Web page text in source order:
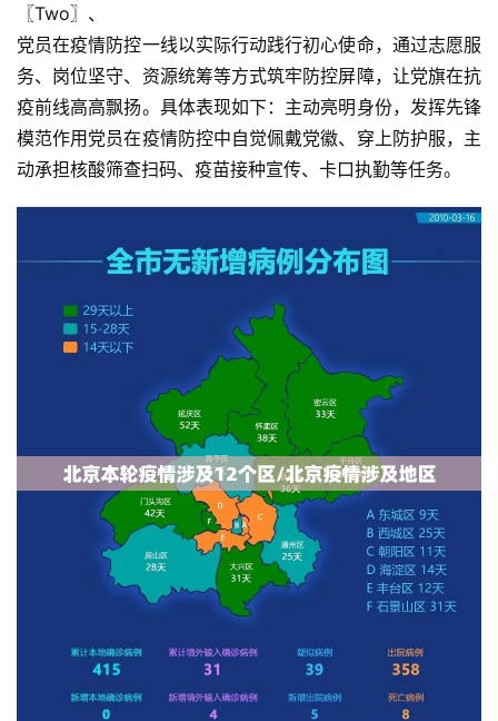
〖Two〗、
党员在疫情防控一线以实际行动践行初心使命，通过志愿服
务、岗位坚守、资源统筹等方式筑牢防控屏障，让党旗在抗
疫前线高高飘扬。具体表现如下：主动亮明身份，发挥先锋
模范作用党员在疫情防控中自觉佩戴党徽、穿上防护服，主
动承担核酸筛查扫码、疫苗接种宣传、卡口执勤等任务。